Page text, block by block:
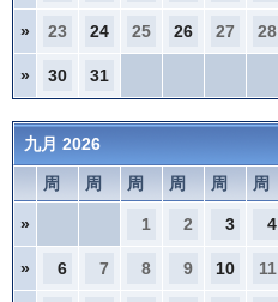
» 23 24 25 26 27 28
» 30 31
九月 2026
周 周 周 周 周 周
» 1 2 3 4
» 6 7 8 9 10 11